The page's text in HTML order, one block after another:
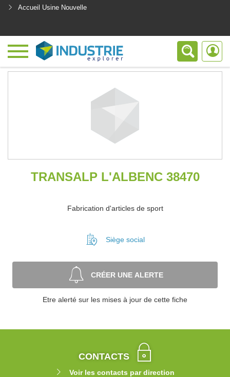
Accueil Usine Nouvelle
TRANSALP L'ALBENC 38470
Fabrication d'articles de sport
Siège social
CRÉER UNE ALERTE
Etre alerté sur les mises à jour de cette fiche
CONTACTS
Voir les contacts par direction